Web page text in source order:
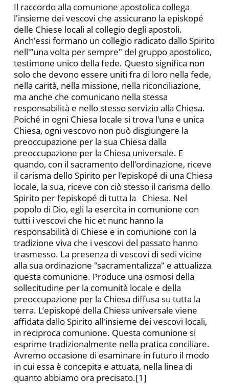
Il raccordo alla comunione apostolica collega
l'insieme dei vescovi che assicurano la episkopé
delle Chiese locali al collegio degli apostoli.
Anch'essi formano un collegio radicato dallo Spirito
nell'”una volta per sempre" del gruppo apostolico,
testimone uni­co della fede. Questo significa non
solo che devono essere uniti fra di loro nella fede,
nella carità, nella missione, nella riconciliazione,
ma anche che comunicano nella stessa
responsabilità e nello stesso servizio alla Chiesa.
Poiché in ogni Chiesa locale si trova l'una e unica
Chiesa, ogni vescovo non può disgiungere la
preoccupazione per la sua Chiesa dalla
preoccupazione per la Chiesa universale. E
quando, con il sacramento dell'ordinazione, riceve
il carisma dello Spirito per l'episkopé di una Chiesa
locale, la sua, riceve con ciò stesso il carisma dello
Spirito per l’episkopé di tutta la Chiesa. Nel
popolo di Dio, egli la esercita in comunione con
tutti i vescovi che hic et nunc hanno la
responsabilità di Chiese e in comunione con la
tradizione viva che i vescovi del passato hanno
trasmesso. La presenza di vescovi di sedi vicine
alla sua ordinazione "sacramentalizza" e attualizza
questa comunione. Produce una osmosi della
sollecitudine per la comunità locale e della
preoccupazione per la Chiesa diffusa su tutta la
terra. L’episkopé della Chiesa universale viene
affidata dallo Spirito all'insieme dei vescovi locali,
in reci­proca comunione. Questa comunione si
esprime tradizionalmente nella pratica conciliare.
Avremo occasione di esaminare in futuro il modo
in cui essa è concepita e attuata, nella linea di
quanto abbia­mo ora precisato.[1]